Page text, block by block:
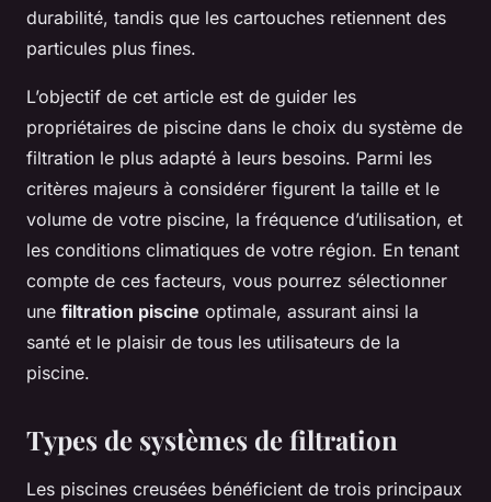
durabilité, tandis que les cartouches retiennent des
particules plus fines.
L’objectif de cet article est de guider les
propriétaires de piscine dans le choix du système de
filtration le plus adapté à leurs besoins. Parmi les
critères majeurs à considérer figurent la taille et le
volume de votre piscine, la fréquence d’utilisation, et
les conditions climatiques de votre région. En tenant
compte de ces facteurs, vous pourrez sélectionner
une filtration piscine optimale, assurant ainsi la
santé et le plaisir de tous les utilisateurs de la
piscine.
Types de systèmes de filtration
Les piscines creusées bénéficient de trois principaux